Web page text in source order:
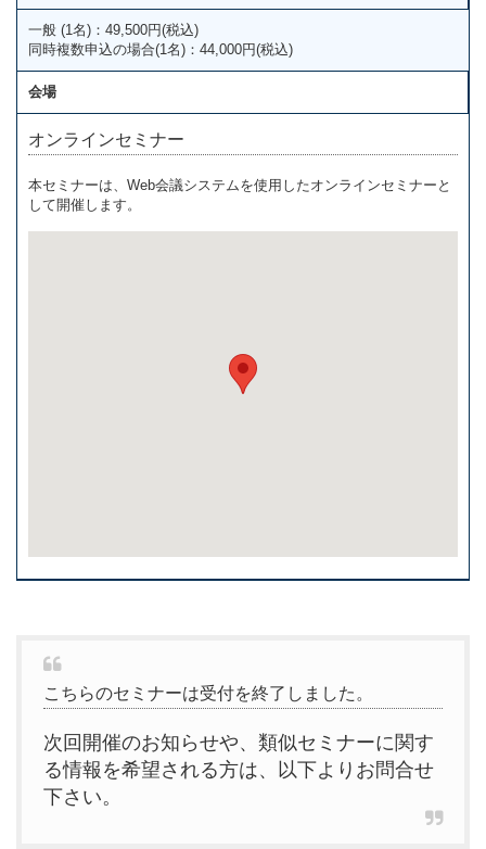
一般 (1名)：49,500円(税込)
同時複数申込の場合(1名)：44,000円(税込)
会場
オンラインセミナー
本セミナーは、Web会議システムを使用したオンラインセミナーと
して開催します。
こちらのセミナーは受付を終了しました。
次回開催のお知らせや、類似セミナーに関す
る情報を希望される方は、以下よりお問合せ
下さい。